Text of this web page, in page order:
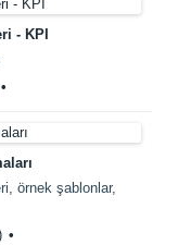
- KPI
örnek şablonlar,